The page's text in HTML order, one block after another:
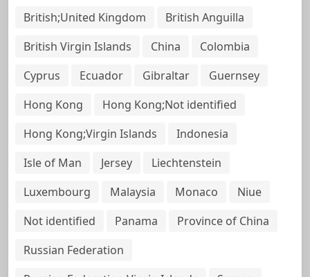
British;United Kingdom
British Anguilla
British Virgin Islands
China
Colombia
Cyprus
Ecuador Gibraltar
Guernsey
Hong Kong
Hong Kong;Not identified
Hong Kong;Virgin Islands
Indonesia
Isle of Man
Jersey
Liechtenstein
Luxembourg
Malaysia Monaco
Niue
Not identified
Panama
Province of China
Russian Federation